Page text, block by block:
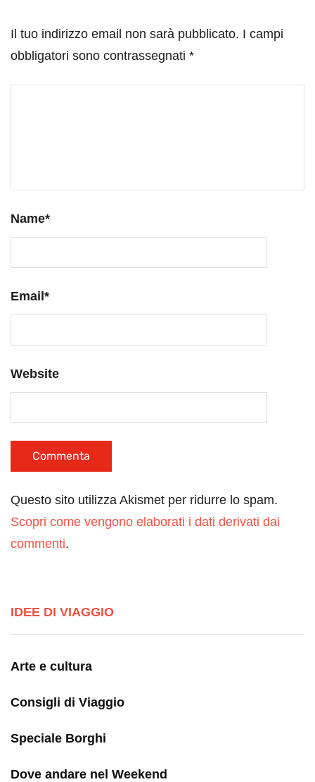
Il tuo indirizzo email non sarà pubblicato. I campi
obbligatori sono contrassegnati *
Name*
Email*
Website
Questo sito utilizza Akismet per ridurre lo spam.
Scopri come vengono elaborati i dati derivati dai
commenti.
IDEE DI VIAGGIO
Arte e cultura
Consigli di Viaggio
Speciale Borghi
Dove andare nel Weekend